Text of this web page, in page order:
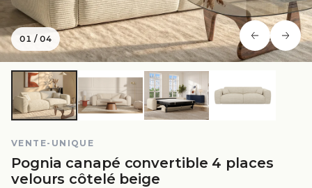
01 /04
VENTE-UNIQUE
Pognia canapé convertible 4 places
velours côtelé beige